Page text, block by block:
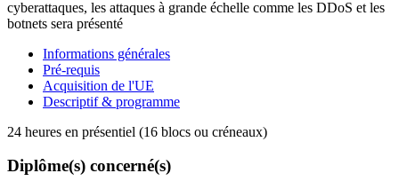
cyberattaques, les attaques à grande échelle comme les DDoS et les
botnets sera présenté
Informations générales
Pré-requis
Acquisition de l'UE
Descriptif & programme
24 heures en présentiel (16 blocs ou créneaux)
Diplôme(s) concerné(s)